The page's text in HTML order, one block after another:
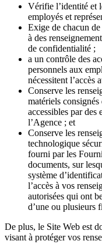
Vérifie l’identité et
employés et
Exige de chacun de
à des
de confidentialité ;
a un contrôle des
personnels aux
nécessitent l’accès
Conserve les
matériels
accessibles par des
l’Agence ; et
Conserve les
technologique
fourni par les
documents, sur
système
l’accès à vos
autorisées qui ont
d’une ou plusieurs
De plus, le Site Web est
visant à protéger vos